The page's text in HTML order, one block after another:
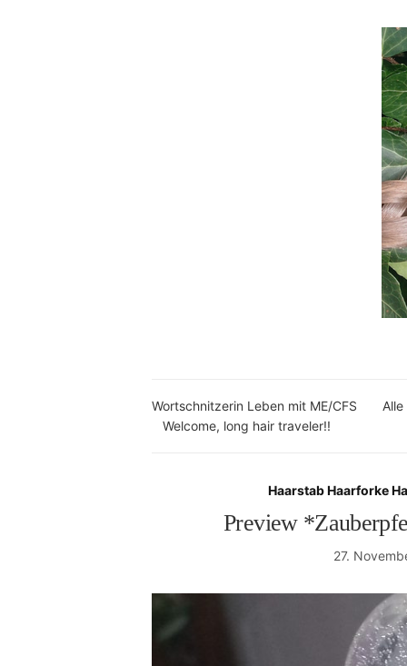
Wortschnitzerin Leben mit ME/CFS
Welcome, long hair traveler!!
Haarstab Haarforke
Preview
27.